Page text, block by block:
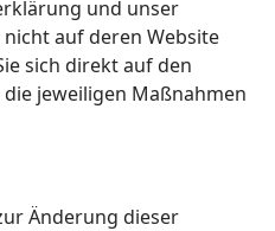
und unser
auf deren Website
sich direkt auf den
jeweiligen Maßnahmen
Änderung dieser